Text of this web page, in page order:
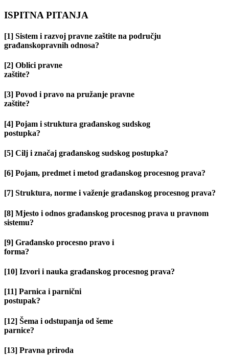
ISPITNA PITANJA
[1] Sistem i razvoj pravne zaštite na području
građanskopravnih odnosa?
[2] Oblici pravne
zaštite?
[3] Povod i pravo na pružanje pravne
zaštite?
[4] Pojam i struktura građanskog sudskog
postupka?
[5] Cilj i značaj građanskog sudskog postupka?
[6] Pojam, predmet i metod građanskog procesnog prava?
[7] Struktura, norme i važenje građanskog procesnog prava?
[8] Mjesto i odnos građanskog procesnog prava u pravnom
sistemu?
[9] Građansko procesno pravo i
forma?
[10] Izvori i nauka građanskog procesnog prava?
[11] Parnica i parnični
postupak?
[12] Šema i odstupanja od šeme
parnice?
[13] Pravna priroda